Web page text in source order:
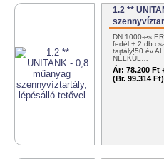
1.2 **
DN 1000-es
fedél + 2 db
tartály!50 év
NÉLKÜL…
Ár: 78.200 Ft
(Br. 99.314 Ft)